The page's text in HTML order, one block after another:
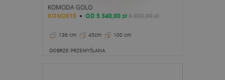
KOMODA GOLO
KOM2615 OD 5 340,00 zł8 890,00 zł
136 cm 45cm 100 cm
DOBRZE PRZEMYŚLANA